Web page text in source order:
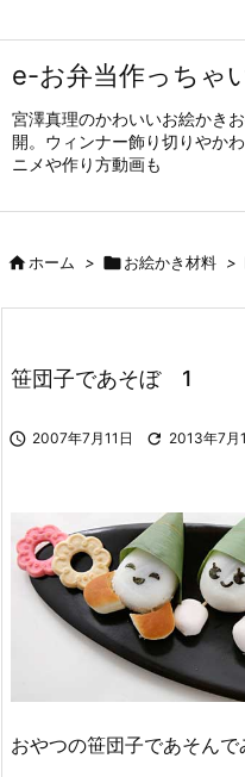
e-お弁当作っちゃ
宮澤真理のかわいいお絵かき
開。ウィンナー飾り切りやか
ニメや作り方動画も
ホーム > お絵かき材料 >
笹団子であそぼ 1
 2007年7月11日  2013年7月
おやつの笹団子であそんで